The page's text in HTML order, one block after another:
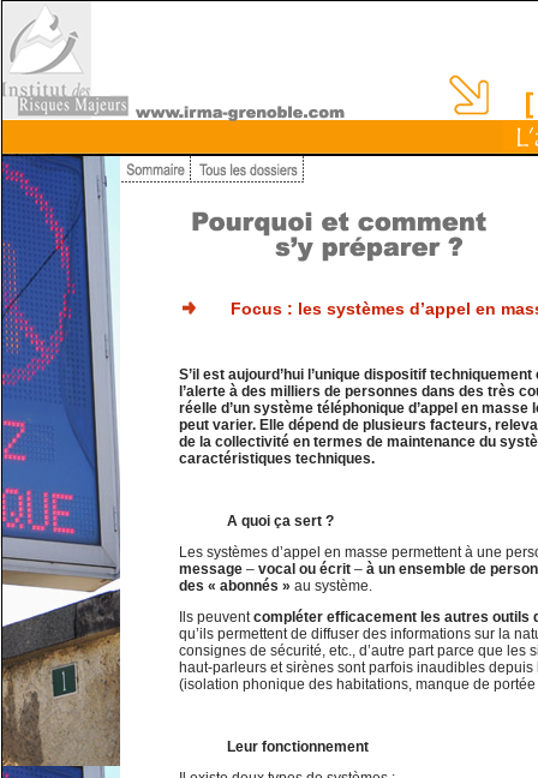
Focus : les systèmes d’appel en
S’il est aujourd’hui l’unique dispositif
l’alerte à des milliers de personnes dans des très
réelle d’un système téléphonique d’appel en masse
peut varier. Elle dépend de plusieurs facteurs,
de la collectivité en termes de maintenance du
caractéristiques techniques.
A quoi ça sert ?
Les systèmes d’appel en masse permettent à une
message – vocal ou écrit – à un ensemble de
des « abonnés » au système.
Ils peuventcompléter efficacement les autres outils
qu’ils permettent de diffuser des informations sur la
consignes de sécurité, etc., d’autre part parce que les
haut-parleurs et sirènes sont parfois inaudibles depuis
(isolation phonique des habitations, manque de
Leur fonctionnement